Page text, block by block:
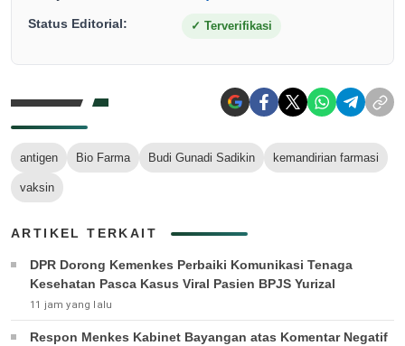
Status Editorial: ✓ Terverifikasi
antigen Bio Farma Budi Gunadi Sadikin kemandirian farmasi
vaksin
ARTIKEL TERKAIT
DPR Dorong Kemenkes Perbaiki Komunikasi Tenaga
Kesehatan Pasca Kasus Viral Pasien BPJS Yurizal
11 jam yang lalu
Respon Menkes Kabinet Bayangan atas Komentar Negatif